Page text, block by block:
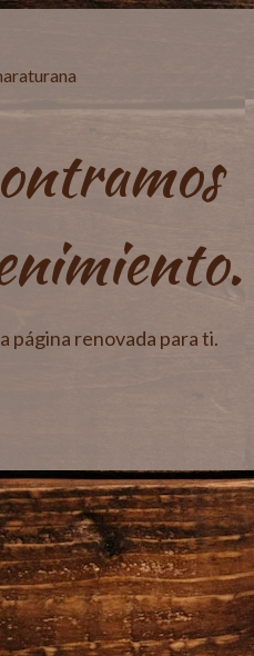
página renovada para ti.